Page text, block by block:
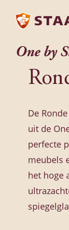
One by
De
uit de
perfecte
meubels
het hoge